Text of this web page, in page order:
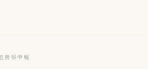
所得申報